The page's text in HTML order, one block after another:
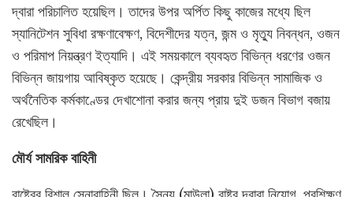
দ্বারা পরিচালিত হয়েছিল। তাদের উপর অর্পিত কিছু কাজের মধ্যে ছিল
স্যানিটেশন সুবিধা রক্ষণাবেক্ষণ, বিদেশীদের যত্ন, জন্ম ও মৃত্যু নিবন্ধন, ওজন
ও পরিমাপ নিয়ন্ত্রণ ইত্যাদি। এই সময়কালে ব্যবহৃত বিভিন্ন ধরণের ওজন
বিভিন্ন জায়গায় আবিষ্কৃত হয়েছে। কেন্দ্রীয় সরকার বিভিন্ন সামাজিক ও
অর্থনৈতিক কর্মকাণ্ডের দেখাশোনা করার জন্য প্রায় দুই ডজন বিভাগ বজায়
রেখেছিল।
মৌর্য সামরিক বাহিনী